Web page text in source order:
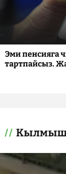
Эми пенсияга
тартпайсыз.